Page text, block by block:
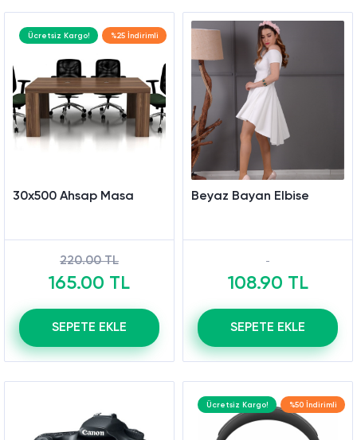
Ücretsiz Kargo! %25 İndirimli
30x500 Ahsap Masa
220.00 TL
165.00 TL
SEPETE EKLE
Beyaz Bayan Elbise
108.90 TL
SEPETE EKLE
Ücretsiz Kargo! %50 İndirimli